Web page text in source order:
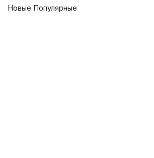
Новые Популярные